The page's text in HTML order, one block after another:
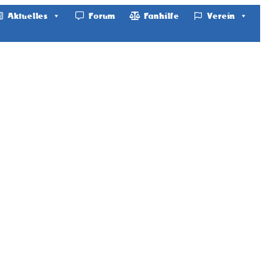
Aktuelles Forum Fanhilfe Verein